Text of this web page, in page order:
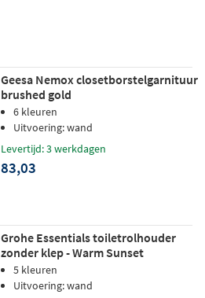
Geesa Nemox closetborstelgarnituur
brushed gold
6 kleuren
Uitvoering: wand
Levertijd: 3 werkdagen
83,03
Grohe Essentials toiletrolhouder
zonder klep - Warm Sunset
geborsteld
5 kleuren
Uitvoering: wand